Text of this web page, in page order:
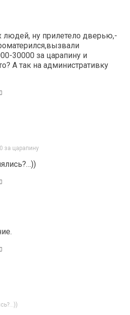
людей, ну прилетело дверью,-
30000 за царапину и
А так на административку
за царапину